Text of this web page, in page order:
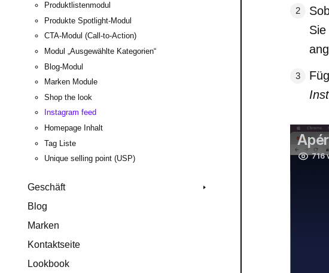
Produktlistenmodul
Produkte Spotlight-Modul
CTA-Modul (Call-to-Action)
Modul „Ausgewählte Kategorien“
Blog-Modul
Marken Module
Shop the look
Instagram feed
Homepage Inhalt
Tag Liste
Unique selling point (USP)
Geschäft
Blog
Marken
Kontaktseite
Lookbook